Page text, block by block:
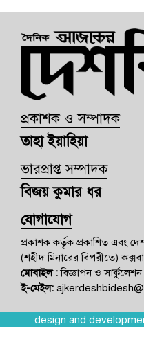
প্রকাশক ও সম্পাদক
তাহা ইয়াহিয়া
ভারপ্রাপ্ত সম্পাদক
বিজয় কুমার ধর
যোগাযোগ
প্রকাশক কর্তৃক প্রকাশিত এবং
(শহীদ মিনারের বিপরীতে)
মোবাইল :বিজ্ঞাপন ও
ই-মেইল:
design and